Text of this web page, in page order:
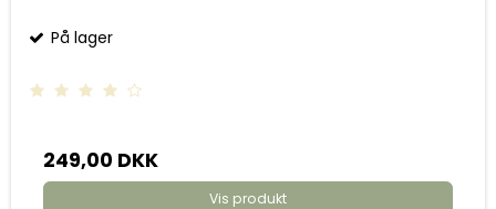
På lager
249,00 DKK
Vis produkt